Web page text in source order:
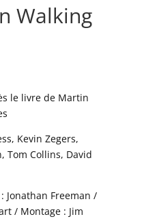
Walking
le livre de Martin
Kevin Zegers,
Tom Collins, David
Jonathan Freeman /
/ Montage : Jim